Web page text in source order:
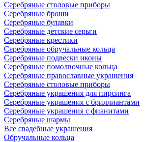
Серебряные столовые приборы
Серебряные броши
Серебряные булавки
Серебряные детские серьги
Серебряные крестики
Серебряные обручальные кольца
Серебряные подвески иконы
Серебряные помолвочные кольца
Серебряные православные украшения
Серебряные столовые приборы
Серебряные украшения для пирсинга
Серебряные украшения с бриллиантами
Серебряные украшения с фианитами
Серебряные шармы
Все свадебные украшения
Обручальные кольца